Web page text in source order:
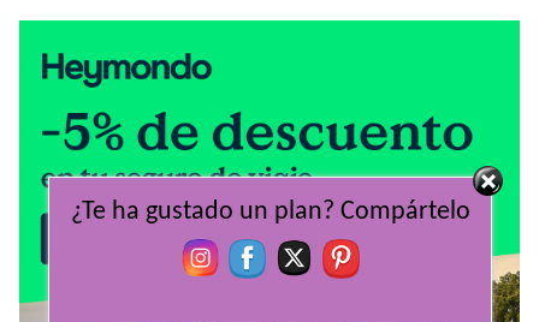
¿Te ha gustado un plan? Compártelo